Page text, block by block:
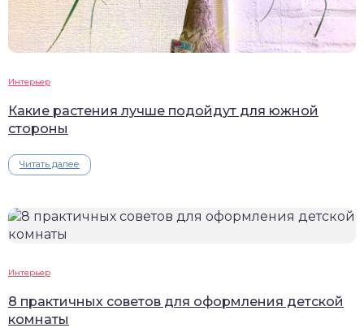
Интерьер
Какие растения лучше подойдут для южной
стороны
Читать далее
Интерьер
8 практичных советов для оформления детской
комнаты